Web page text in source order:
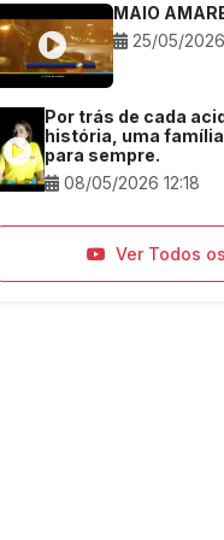
MAIO
25/05/
Por trás de cada
história, uma
para sempre.
08/05/2026 12:18
Ver Todos